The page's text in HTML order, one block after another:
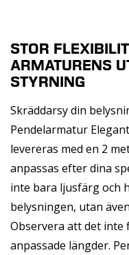
STOR
ARMATURENS
STYRNING
Skräddarsy din
Pendelarmatur
levereras med en 2
anpassas efter dina
inte bara ljusfärg och
belysningen, utan
Observera att det
anpassade längder.